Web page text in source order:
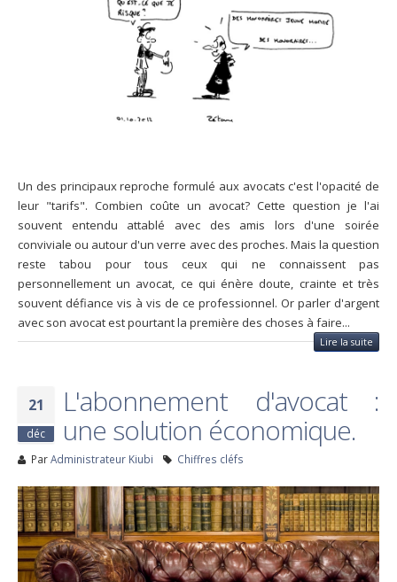
Un des principaux reproche formulé aux avocats c'est l'opacité de
leur "tarifs". Combien coûte un avocat? Cette question je l'ai
souvent entendu attablé avec des amis lors d'une soirée
conviviale ou autour d'un verre avec des proches. Mais la question
reste tabou pour tous ceux qui ne connaissent pas
personnellement un avocat, ce qui énère doute, crainte et très
souvent défiance vis à vis de ce professionnel. Or parler d'argent
avec son avocat est pourtant la première des choses à faire...
Lire la suite
21
déc
L'abonnement d'avocat :
une solution économique.
ParAdministrateur Kiubi Chiffres cléfs